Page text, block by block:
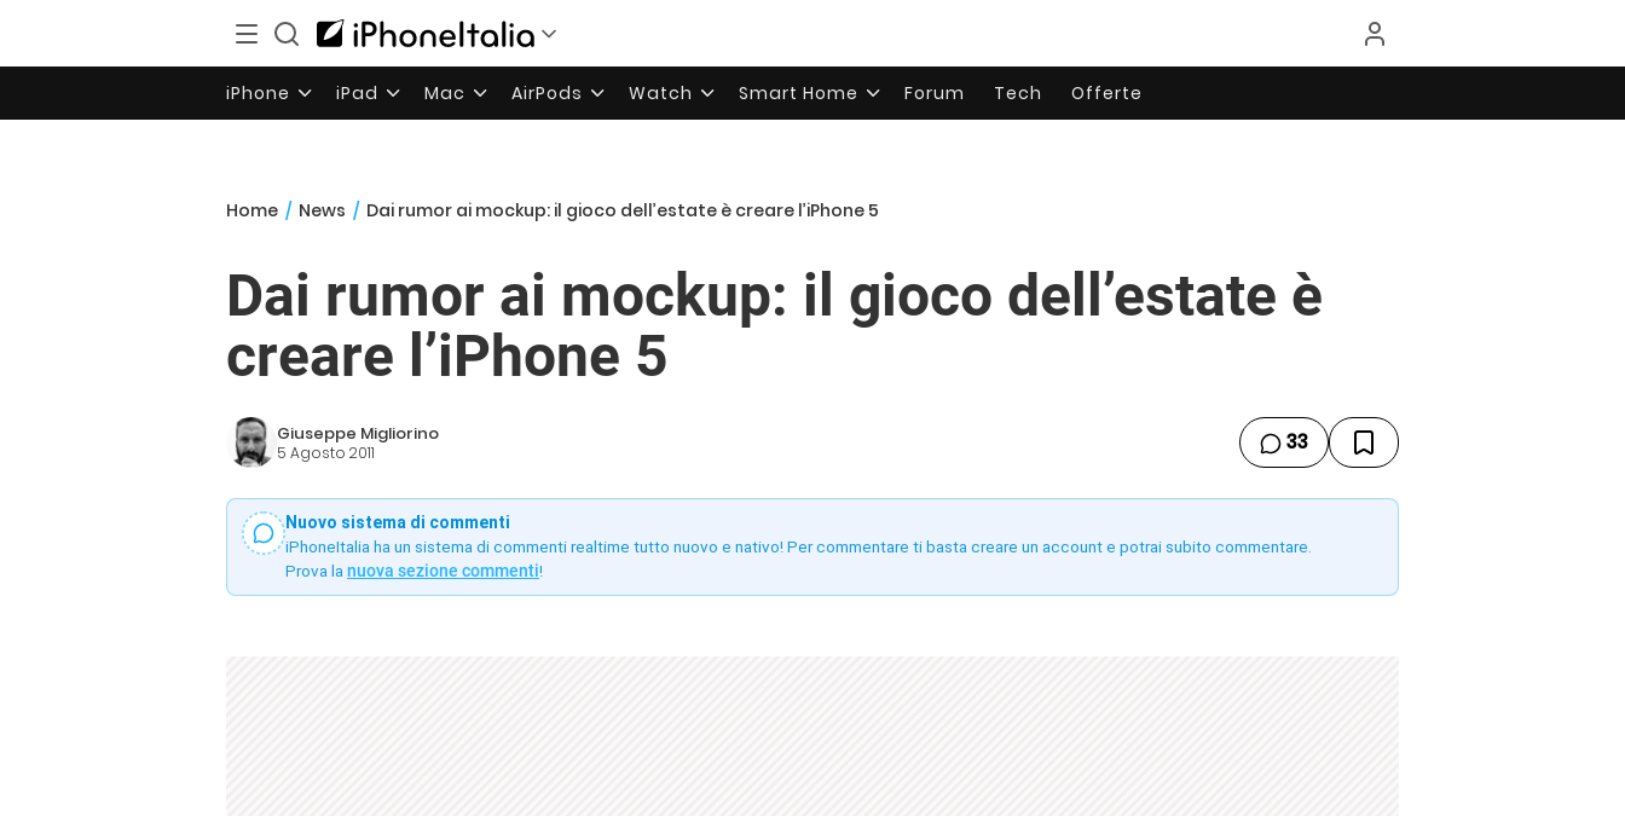
iPhone iPad Mac AirPods Watch Smart Home Forum Tech Offerte
Home / News / Dai rumor ai mockup: il gioco dell’estate è creare l’iPhone 5
Dai rumor ai mockup: il gioco dell’estate è
creare l’iPhone 5
Giuseppe Migliorino
5 Agosto 2011 33
Nuovo sistema di commenti
iPhoneItalia ha un sistema di commenti realtime tutto nuovo e nativo! Per commentare ti basta creare un account e potrai subito commentare.
Prova la nuova sezione commenti!